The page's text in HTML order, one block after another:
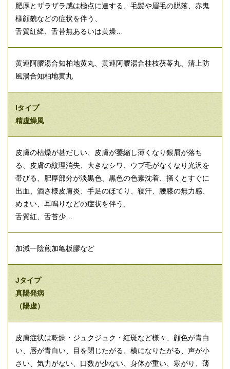
肥厚とザラザラ感は極点に達する、毛髪や眉毛の脱落、赤鬼
様顔貌などの症状を伴う、
舌質紅絳、舌苔無あるいは黄燥…
黄連阿膠湯合知柏地黄丸、黄連阿膠湯合桂枝茯苓丸、清上防
風湯合知柏地黄丸
Iタイプ
精虚燥風
皮膚の枯燥が甚だしい、皮膚が萎縮し薄くなり銀屑が落ち
る、皮膚の紋理消失、大きなシワ、ウブ毛がなくなり光沢を
帯びる、肥厚部分が淡黒色、黒色の色素沈着、掻くとすぐに
出血、酒さ様皮膚炎、手足のほてり、寝汗、腰膝の無力感、
めまい、耳鳴りなどの症状を伴う、
舌質紅、舌苔少…
加減一陰煎加亀板膠など
Jタイプ
真陽発病
（陽虚）
皮膚症状は乾燥・ジュクジュク・紅斑など様々、顔色が青白
い、唇が青白い、目を閉じたがる、横になりたがる、声が小
さい、気力がない、口数が少ない、身体が重い、寒がり、薄